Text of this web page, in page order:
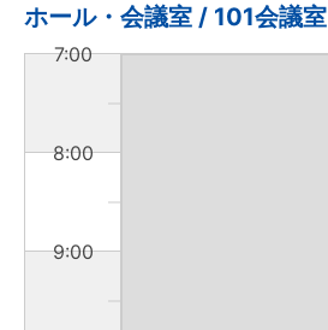
ホール・会議室 / 101会議室
7:00
8:00
9:00